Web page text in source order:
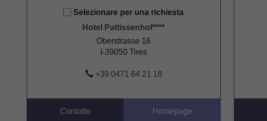
Selezionare per una richiesta
Hotel Pattissenhof****
Oberstrasse 16
I-39050 Tires
+39 0471 64 21 18
Contatto Homepage